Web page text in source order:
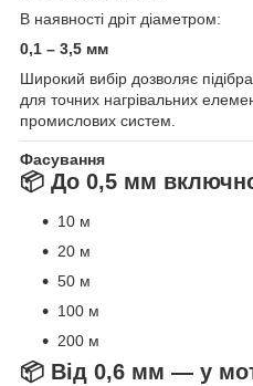
В наявності дріт діаметром:
0,1 – 3,5 мм
Широкий вибір дозволяє
для точних нагрівальних
промислових систем.
Фасування
📦 До 0,5 мм
10 м
20 м
50 м
100 м
200 м
📦 Від 0,6 мм — у